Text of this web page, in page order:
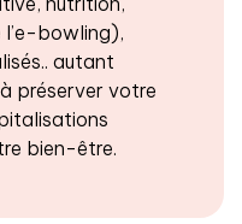
l’e-bowling),
autant
préserver votre
bien-être.